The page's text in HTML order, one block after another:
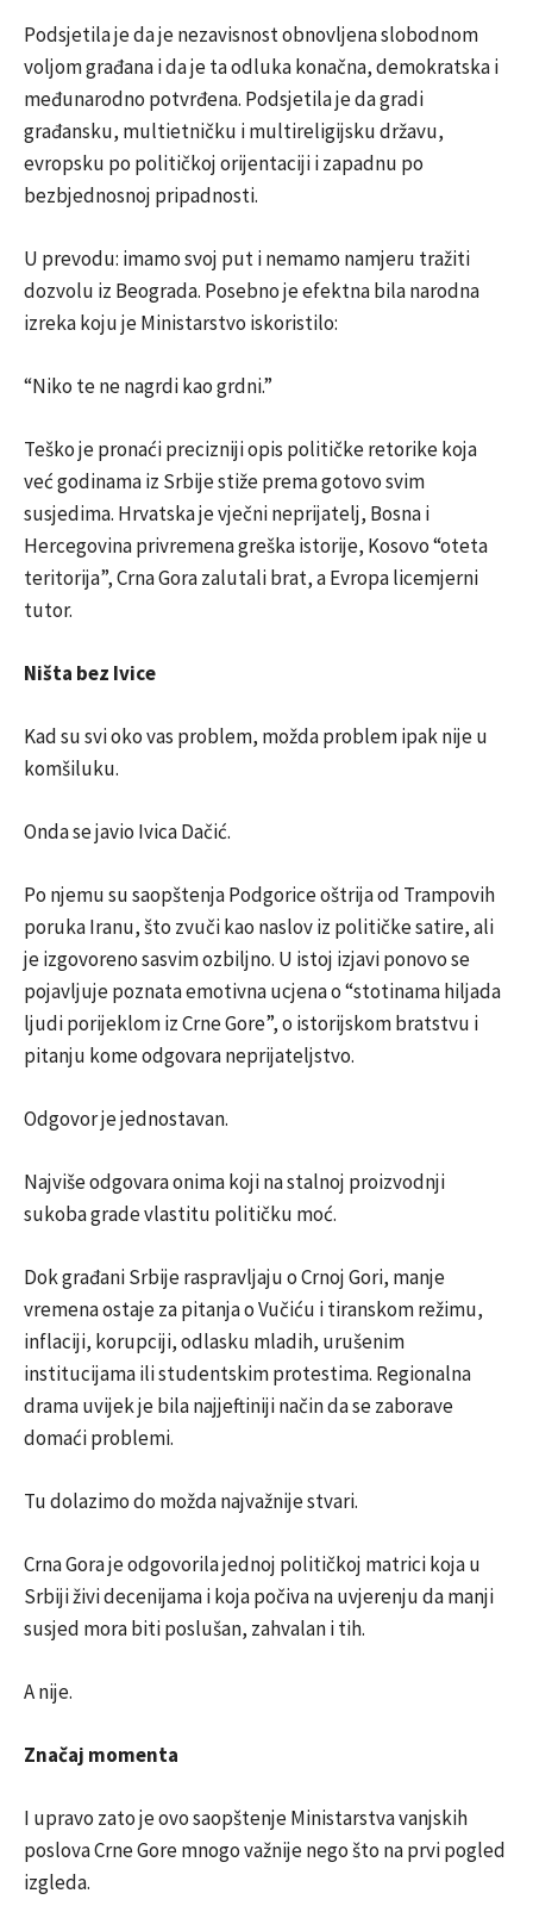
Podsjetila je da je nezavisnost obnovljena slobodnom
voljom građana i da je ta odluka konačna, demokratska i
međunarodno potvrđena. Podsjetila je da gradi
građansku, multietničku i multireligijsku državu,
evropsku po političkoj orijentaciji i zapadnu po
bezbjednosnoj pripadnosti.
U prevodu: imamo svoj put i nemamo namjeru tražiti
dozvolu iz Beograda. Posebno je efektna bila narodna
izreka koju je Ministarstvo iskoristilo:
“Niko te ne nagrdi kao grdni.”
Teško je pronaći precizniji opis političke retorike koja
već godinama iz Srbije stiže prema gotovo svim
susjedima. Hrvatska je vječni neprijatelj, Bosna i
Hercegovina privremena greška istorije, Kosovo “oteta
teritorija”, Crna Gora zalutali brat, a Evropa licemjerni
tutor.
Ništa bez Ivice
Kad su svi oko vas problem, možda problem ipak nije u
komšiluku.
Onda se javio Ivica Dačić.
Po njemu su saopštenja Podgorice oštrija od Trampovih
poruka Iranu, što zvuči kao naslov iz političke satire, ali
je izgovoreno sasvim ozbiljno. U istoj izjavi ponovo se
pojavljuje poznata emotivna ucjena o “stotinama hiljada
ljudi porijeklom iz Crne Gore”, o istorijskom bratstvu i
pitanju kome odgovara neprijateljstvo.
Odgovor je jednostavan.
Najviše odgovara onima koji na stalnoj proizvodnji
sukoba grade vlastitu političku moć.
Dok građani Srbije raspravljaju o Crnoj Gori, manje
vremena ostaje za pitanja o Vučiću i tiranskom režimu,
inflaciji, korupciji, odlasku mladih, urušenim
institucijama ili studentskim protestima. Regionalna
drama uvijek je bila najjeftiniji način da se zaborave
domaći problemi.
Tu dolazimo do možda najvažnije stvari.
Crna Gora je odgovorila jednoj političkoj matrici koja u
Srbiji živi decenijama i koja počiva na uvjerenju da manji
susjed mora biti poslušan, zahvalan i tih.
A nije.
Značaj momenta
I upravo zato je ovo saopštenje Ministarstva vanjskih
poslova Crne Gore mnogo važnije nego što na prvi pogled
izgleda.